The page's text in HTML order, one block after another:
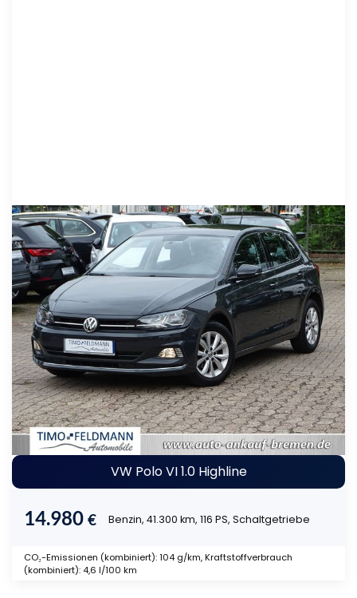
VW Polo VI 1.0 Highline
14.980 € Benzin, 41.300 km, 116 PS, Schaltgetriebe
CO₂-Emissionen (kombiniert): 104 g/km, Kraftstoffverbrauch
(kombiniert): 4,6 l/100 km